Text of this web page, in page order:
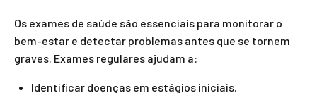
Os exames de saúde são essenciais para monitorar o
bem-estar e detectar problemas antes que se tornem
graves. Exames regulares ajudam a:
Identificar doenças em estágios iniciais.